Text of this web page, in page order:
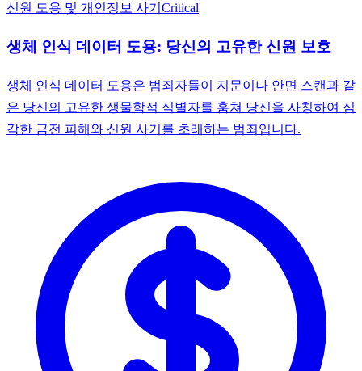
신원 도용 및 개인정보 사기 Critical
생체 인식 데이터 도용: 당신의 고유한 신원 보호
생체 인식 데이터 도용은 범죄자들이 지문이나 안면 스캔과 같
은 당신의 고유한 생물학적 식별자를 훔쳐 당신을 사칭하여 심
각한 금전 피해와 신원 사기를 초래하는 범죄입니다.